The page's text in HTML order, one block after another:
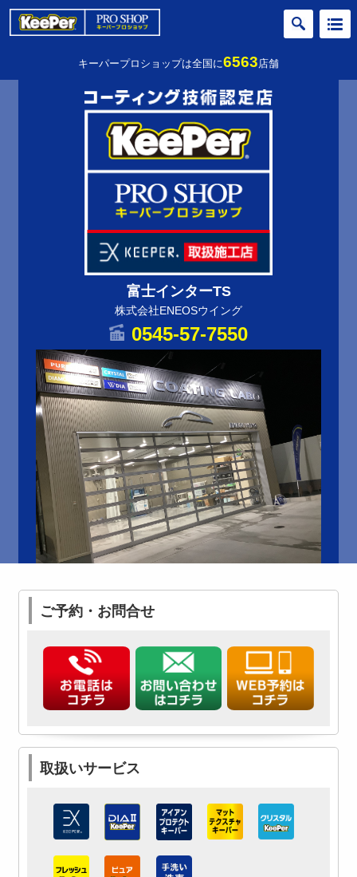
キーパープロショップは全国に6563店舗
富士インターTS
株式会社ENEOSウイング
0545-57-7550
ご予約・お問合せ
取扱いサービス